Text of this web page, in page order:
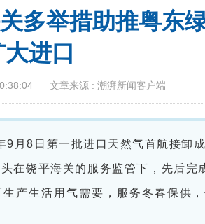
多举措助推粤东
进口
文章来源 : 潮湃新闻客户端
月8日第一批进口天然气首航接卸
在饶平海关的服务监管下，先后完
产生活用气需要，服务冬春保供